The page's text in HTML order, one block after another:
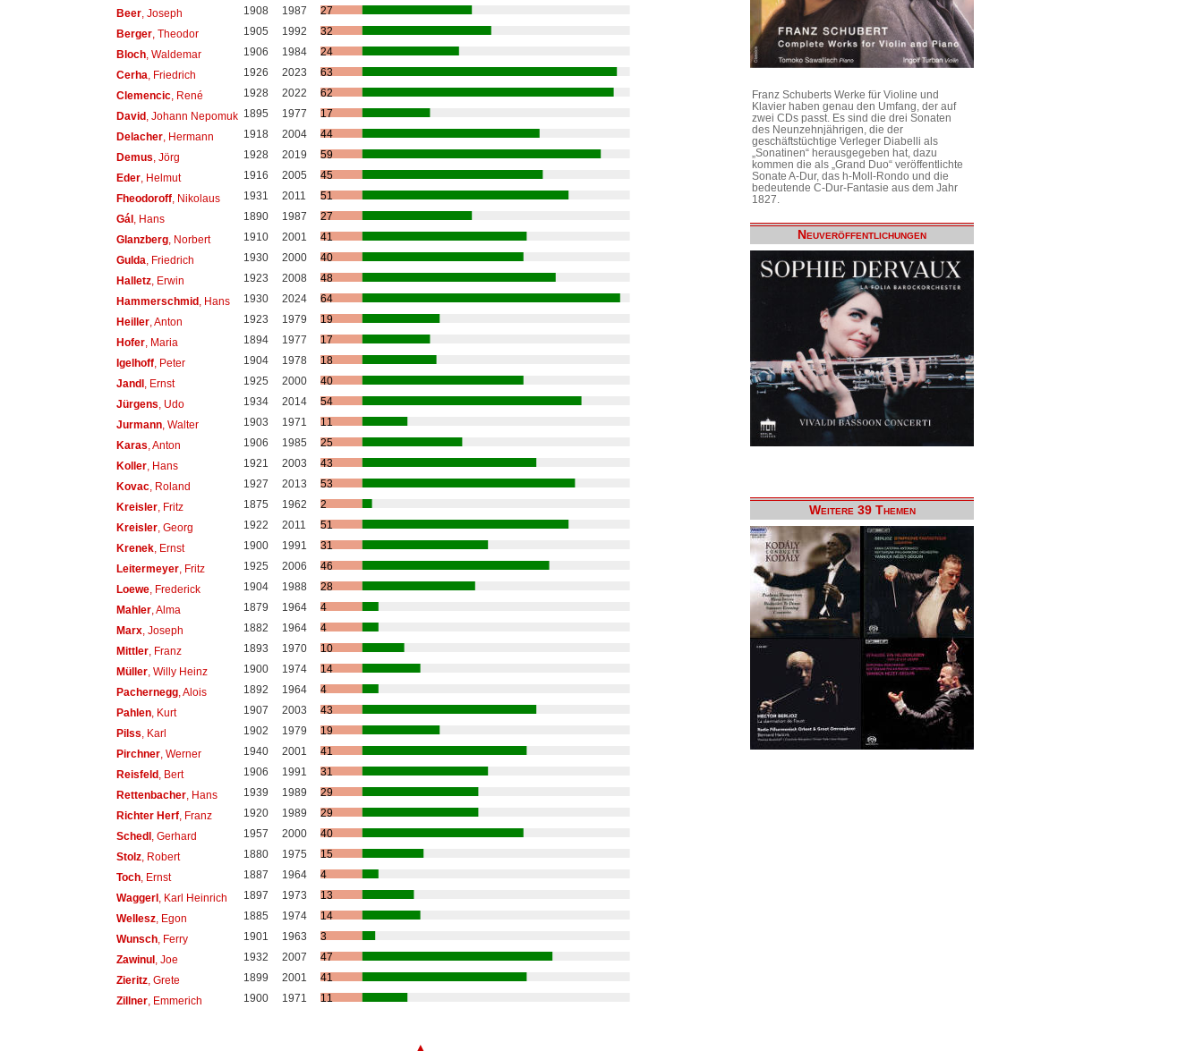
Beer, Joseph 1908 1987
27
Berger, Theodor 1905 1992
32
Bloch, Waldemar 1906 1984
24
Cerha , Friedrich 1926 2023
63
Clemencic, René 1928 2022
62
David, Johann Nepomuk 1895 1977
17
Delacher, Hermann 1918 2004
44
Demus , Jörg 1928 2019
59
Eder, Helmut 1916 2005
45
Fheodoroff, Nikolaus 1931 2011
51
Gál, Hans 1890 1987
27
Glanzberg, Norbert 1910 2001
41
Gulda , Friedrich 1930 2000
40
Halletz, Erwin 1923 2008
48
Hammerschmid, Hans 1930 2024
64
Heiller, Anton 1923 1979
19
Hofer, Maria 1894 1977
17
Igelhoff, Peter 1904 1978
18
Jandl, Ernst 1925 2000
40
Jürgens , Udo 1934 2014
54
Jurmann, Walter 1903 1971
11
Karas , Anton 1906 1985
25
Koller, Hans 1921 2003
43
Kovac, Roland 1927 2013
53
Kreisler, Fritz 1875 1962
2
Kreisler, Georg 1922 2011
51
Krenek, Ernst 1900 1991
31
Leitermeyer, Fritz 1925 2006
46
Loewe, Frederick 1904 1988
28
Mahler, Alma 1879 1964
4
Marx, Joseph 1882 1964
4
Mittler, Franz 1893 1970
10
Müller, Willy Heinz 1900 1974
14
Pachernegg, Alois 1892 1964
4
Pahlen, Kurt 1907 2003
43
Pilss , Karl 1902 1979
19
Pirchner, Werner 1940 2001
41
Reisfeld, Bert 1906 1991
31
Rettenbacher, Hans 1939 1989
29
Richter Herf, Franz 1920 1989
29
Schedl, Gerhard 1957 2000
40
Stolz, Robert 1880 1975
15
Toch, Ernst 1887 1964
4
Waggerl, Karl Heinrich 1897 1973
13
Wellesz, Egon 1885 1974
14
Wunsch, Ferry 1901 1963
3
Zawinul, Joe 1932 2007
47
Zieritz, Grete 1899 2001
41
Zillner, Emmerich 1900 1971 11
Franz Schuberts Werke für Violine und
Klavier haben genau den Umfang, der auf
zwei CDs passt. Es sind die drei Sonaten
des Neunzehnjährigen, die der
geschäftstüchtige Verleger Diabelli als
„Sonatinen“ herausgegeben hat, dazu
kommen die als „Grand Duo“ veröffentlichte
Sonate A-Dur, das h-Moll-Rondo und die
bedeutende C-Dur-Fantasie aus dem Jahr
1827.
Neuveröffentlichungen
Weitere 39 Themen